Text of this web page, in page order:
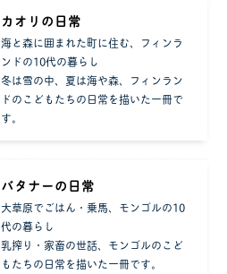
カオリの日常
海と森に囲まれた町に住む、フィンラ
ンドの10代の暮らし
冬は雪の中、夏は海や森、フィンラン
ドのこどもたちの日常を描いた一冊で
す。
バタナーの日常
大草原でごはん・乗馬、モンゴルの10
代の暮らし
乳搾り・家畜の世話、モンゴルのこど
もたちの日常を描いた一冊です。